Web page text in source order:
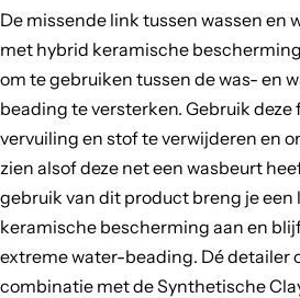
De missende link tussen wassen en
met hybrid keramische
om te gebruiken tussen de was- en
beading te versterken. Gebruik
vervuiling en stof te verwijderen en
zien alsof deze net een wasbeurt
gebruik van dit product breng je een
keramische bescherming aan en
extreme water-beading. Dé detailer
combinatie met de Synthetische